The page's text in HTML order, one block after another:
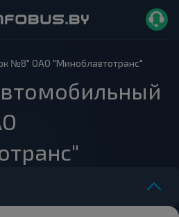
№8" ОАО "Миноблавтотранс"